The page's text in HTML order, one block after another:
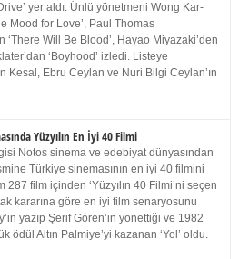
yer aldı. Ünlü yönetmeni Wong Kar-
Mood for Love’, Paul Thomas
‘There Will Be Blood’, Hayao Miyazaki’den
‘Boyhood’ izledi. Listeye
Kesal, Ebru Ceylan ve Nuri Bilgi Ceylan’ın
Yüzyılın En İyi 40 Filmi
Notos sinema ve edebiyat dünyasından
Türkiye sinemasının en iyi 40 filmini
287 film içinden ‘Yüzyılın 40 Filmi’ni seçen
kararına göre en iyi film senaryosunu
yazıp Şerif Gören’in yönettiği ve 1982
ödül Altın Palmiye’yi kazanan ‘Yol’ oldu.